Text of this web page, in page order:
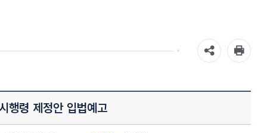
행령 제정안 입법예고